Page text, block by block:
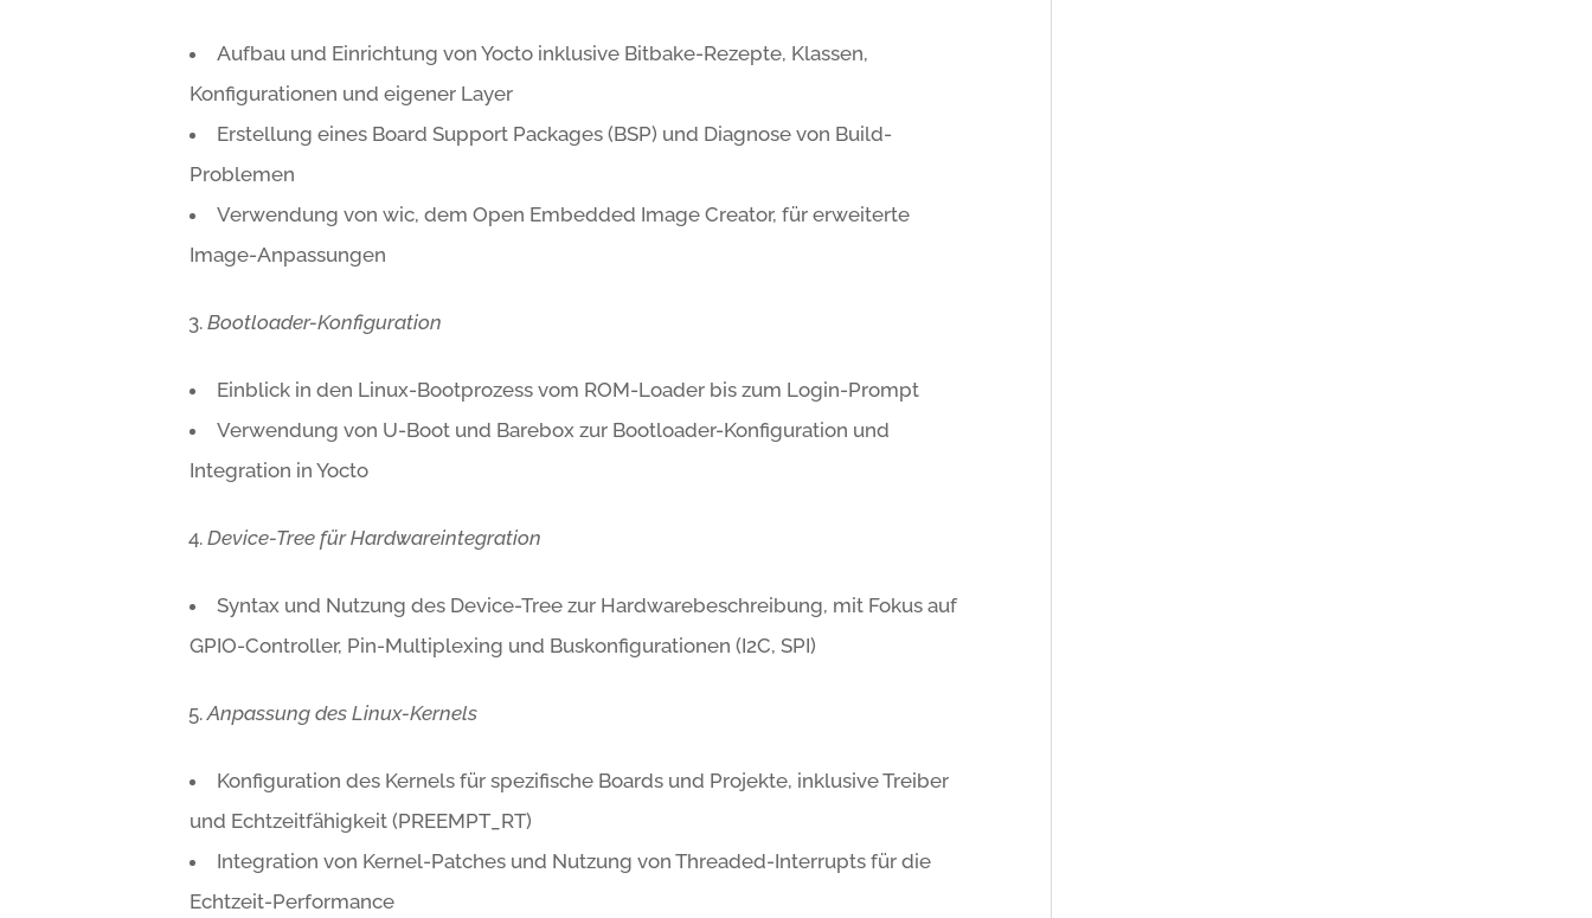
Aufbau und Einrichtung von Yocto inklusive Bitbake-Rezepte, Klassen,
Konfigurationen und eigener Layer
Erstellung eines Board Support Packages (BSP) und Diagnose von Build-
Problemen
Verwendung von wic, dem Open Embedded Image Creator, für erweiterte
Image-Anpassungen
Bootloader-Konfiguration
Einblick in den Linux-Bootprozess vom ROM-Loader bis zum Login-Prompt
Verwendung von U-Boot und Barebox zur Bootloader-Konfiguration und
Integration in Yocto
Device-Tree für Hardwareintegration
Syntax und Nutzung des Device-Tree zur Hardwarebeschreibung, mit Fokus auf
GPIO-Controller, Pin-Multiplexing und Buskonfigurationen (I2C, SPI)
Anpassung des Linux-Kernels
Konfiguration des Kernels für spezifische Boards und Projekte, inklusive Treiber
und Echtzeitfähigkeit (PREEMPT_RT)
Integration von Kernel-Patches und Nutzung von Threaded-Interrupts für die
Echtzeit-Performance